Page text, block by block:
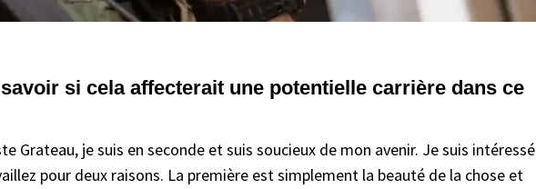
si cela affecterait une potentielle carrière dans ce
Grateau, je suis en seconde et suis soucieux de mon avenir. Je suis intéressé
pour deux raisons. La première est simplement la beauté de la chose et